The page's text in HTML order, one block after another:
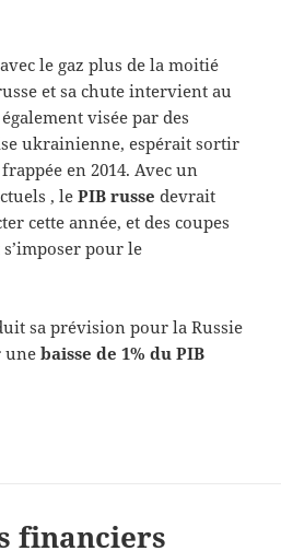
le gaz plus de la moitié
et sa chute intervient au
visée par des
ukrainienne, espérait sortir
en 2014. Avec un
, lePIB russe devrait
cette année, et des coupes
pour le
sa prévision pour la Russie
unebaisse de 1% du PIB
financiers